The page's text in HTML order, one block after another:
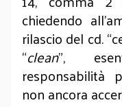
chiedendo
rilascio del cd.
“clean”,
responsabilità
non ancora